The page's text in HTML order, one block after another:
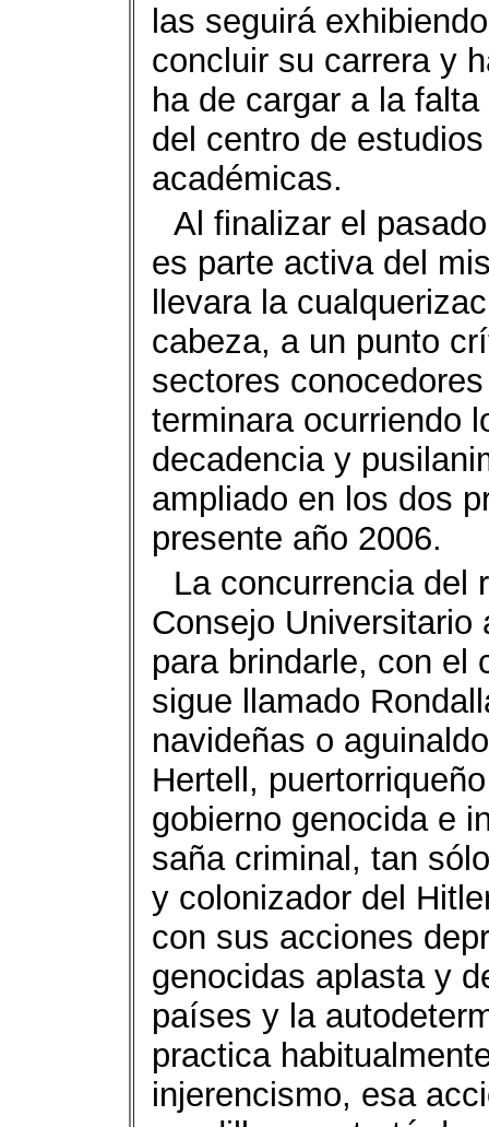
las seguirá
concluir su carrera y
ha de cargar a la
del centro de
académicas.
Al finalizar el
es parte activa del
llevara la
cabeza, a un punto
sectores
terminara ocurriendo
decadencia y
ampliado en los dos
presente año 2006.
La concurrencia del
Consejo Universitario
para brindarle, con el
sigue llamado
navideñas o
Hertell,
gobierno genocida e
saña criminal, tan
y colonizador del
con sus acciones
genocidas aplasta y
países y la
practica
injerencismo, esa